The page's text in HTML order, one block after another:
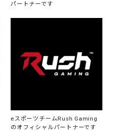
パートナーです
eスポーツチームRush Gaming
のオフィシャルパートナーです